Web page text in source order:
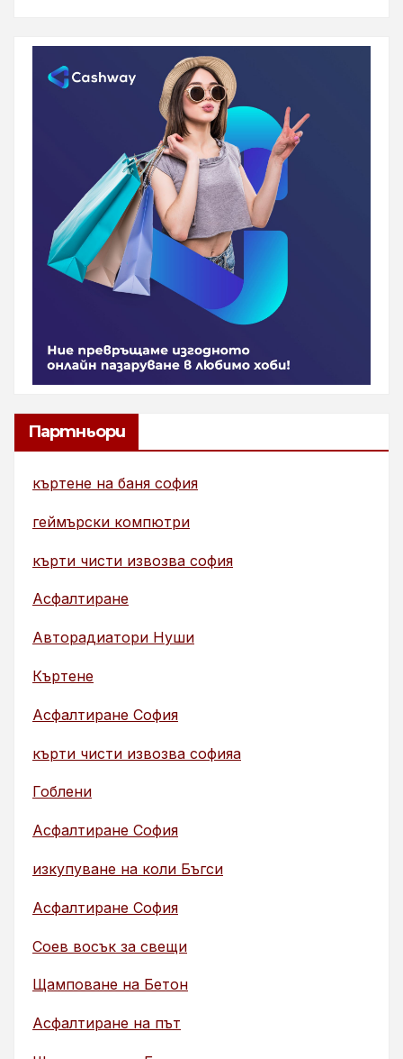
Партньори
къртене на баня софия
геймърски компютри
кърти чисти извозва софия
Асфалтиране
Авторадиатори Нуши
Къртене
Асфалтиране София
кърти чисти извозва софияа
Гоблени
Асфалтиране София
изкупуване на коли Бъгси
Асфалтиране София
Соев восък за свещи
Щамповане на Бетон
Асфалтиране на път